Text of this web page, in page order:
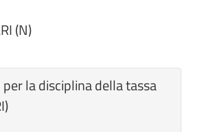
(N)
la disciplina della tassa